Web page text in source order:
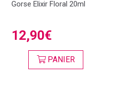
Gorse Elixir Floral 20ml
12,90€
PANIER